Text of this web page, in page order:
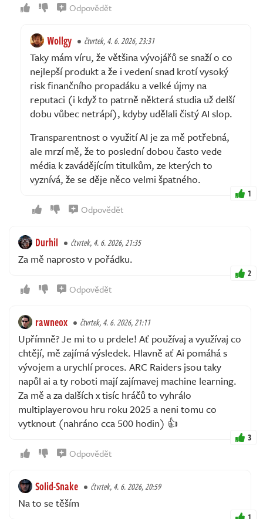
Odpovědět
Wollgy čtvrtek, 4. 6. 2026, 23:31
Taky mám víru, že většina vývojářů se snaží o co
nejlepší produkt a že i vedení snad krotí vysoký
risk finančního propadáku a velké újmy na
reputaci (i když to patrně některá studia už delší
dobu vůbec netrápí), kdyby udělali čistý AI slop.
Transparentnost o využití AI je za mě potřebná,
ale mrzí mě, že to poslední dobou často vede
média k zavádějícím titulkům, ze kterých to
vyznívá, že se děje něco velmi špatného.
1
Odpovědět
Durhil čtvrtek, 4. 6. 2026, 21:35
Za mě naprosto v pořádku.
2
Odpovědět
rawneox čtvrtek, 4. 6. 2026, 21:11
Upřímně? Je mi to u prdele! Ať používaj a využívaj co
chtějí, mě zajímá výsledek. Hlavně ať Ai pomáhá s
vývojem a urychlí proces. ARC Raiders jsou taky
napůl ai a ty roboti mají zajímavej machine learning.
Za mě a za dalších x tisíc hráčů to vyhrálo
multiplayerovou hru roku 2025 a neni tomu co
vytknout (nahráno cca 500 hodin) 👍
3
Odpovědět
Solid-Snake čtvrtek, 4. 6. 2026, 20:59
Na to se těším